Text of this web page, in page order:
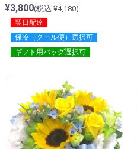
¥3,800(税込 ¥4,180)
翌日配達
保冷（クール便）選択可
ギフト用バッグ選択可